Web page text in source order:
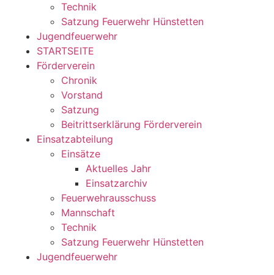
Technik
Satzung Feuerwehr Hünstetten
Jugendfeuerwehr
STARTSEITE
Förderverein
Chronik
Vorstand
Satzung
Beitrittserklärung Förderverein
Einsatzabteilung
Einsätze
Aktuelles Jahr
Einsatzarchiv
Feuerwehrausschuss
Mannschaft
Technik
Satzung Feuerwehr Hünstetten
Jugendfeuerwehr